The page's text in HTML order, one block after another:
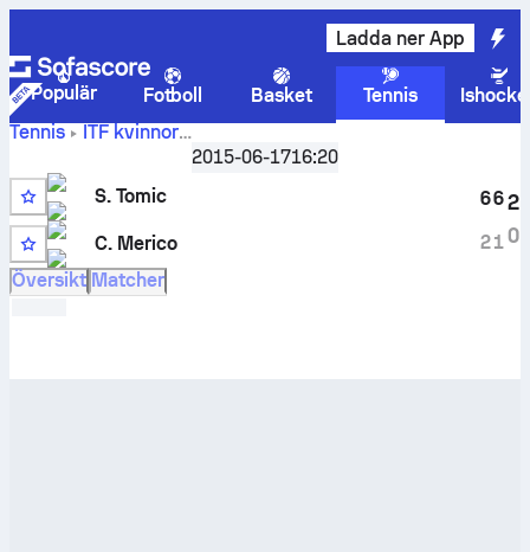
Ladda ner App
Populär Fotboll Basket Tennis
Tennis
ITF kvinnor
Sharm El Sheikh, Singles W-C10-EGY-23A
och H2H-resultat för
2015-06-1716:20
S. Tomic
C. Merico
6
2
6
1
2
0
Översikt Matcher